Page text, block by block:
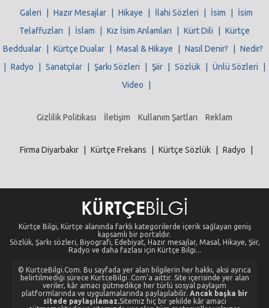
Galeri
Hazır Mesajlar Hikaye İlahi Sözleri İsim
İsim
Telaffuzları
İslam Kız İsim Anlamları Kürt Dili
Kürtçe
Beddualar
Kürtçe Dualar Masal & Hikaye Nasıl Denir?
Nedir?
Radyo Sanatçılar Şarkı Sözleri Şiir Sözlük Ünlü Sözleri
Video
Gizlilik Politikası İletişim Kullanım Şartları Reklam
Firma Diyarbakır Kürtçe Frekans Kürtçe Sözlük Radyo
Kürtçe Bilgi, Kürtçe alanında farklı kategorilerde içerik sağlayan geniş
kapsamlı bir portaldır.
Sözlük, Şarkı sözleri, Biyografi, Edebiyat, Hazır mesajlar, Masal, Hikaye, Şiir,
Radyo ve daha fazlası için Kürtçe Bilgi...
© KurtceBilgi.Com. Bu sayfada yer alan bilgilerin her hakkı, aksi ayrıca
belirtilmediği sürece KurtceBilgi .Com'a aittir. Site içerisinde yer alan
veriler, kâr amacı gütmedikçe her türlü sosyal paylaşım
platformlarında ve uygulamalarında paylaşılabilir. Ancak başka bir
sitede paylaşılamaz.Sitemiz hiç bir şekilde kâr amacı